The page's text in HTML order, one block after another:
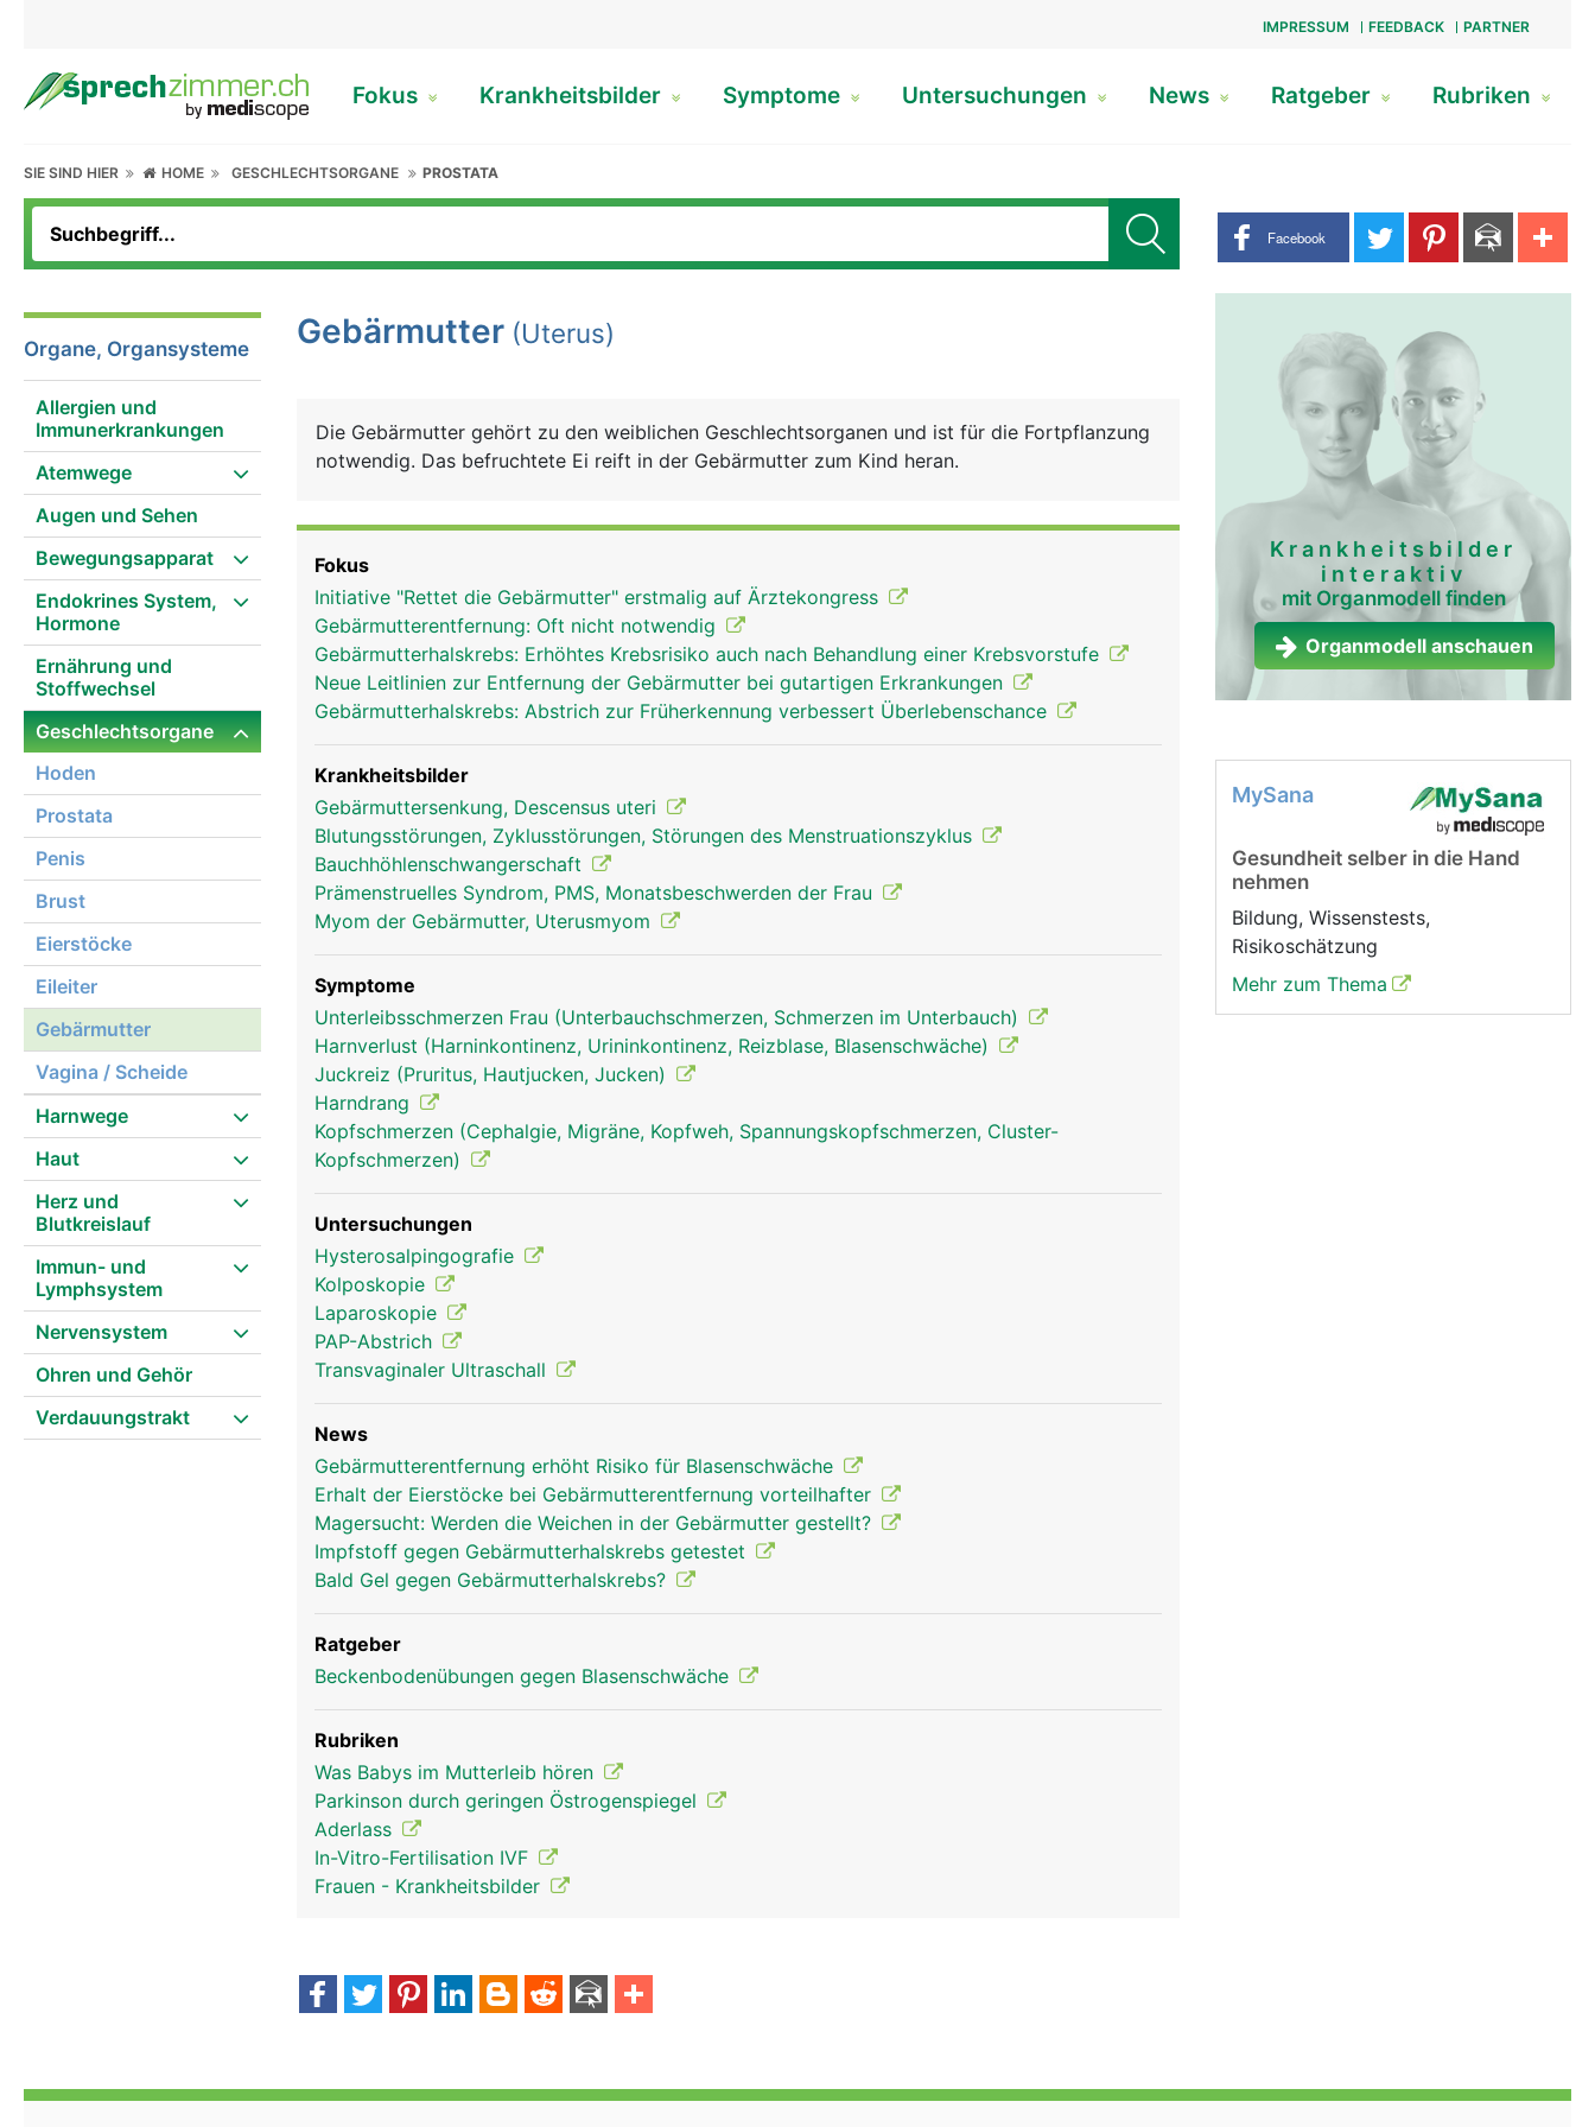
IMPRESSUM FEEDBACK PARTNER
Fokus Krankheitsbilder Symptome Untersuchungen News Ratgeber Rubriken
SIE SIND HIER HOME GESCHLECHTSORGANE PROSTATA
Share buttons
Facebook
Organe, Organsysteme
Allergien und
Immunerkrankungen
Atemwege
Augen und Sehen
Bewegungsapparat
Endokrines System,
Hormone
Ernährung und
Stoffwechsel
Geschlechtsorgane
Hoden
Prostata
Penis
Brust
Eierstöcke
Eileiter
Gebärmutter
Vagina / Scheide
Harnwege
Haut
Herz und
Blutkreislauf
Immun- und
Lymphsystem
Nervensystem
Ohren und Gehör
Verdauungstrakt
Gebärmutter (Uterus)
Die Gebärmutter gehört zu den weiblichen Geschlechtsorganen und ist für die Fortpflanzung
notwendig. Das befruchtete Ei reift in der Gebärmutter zum Kind heran.
Fokus
Initiative "Rettet die Gebärmutter" erstmalig auf Ärztekongress
Gebärmutterentfernung: Oft nicht notwendig
Gebärmutterhalskrebs: Erhöhtes Krebsrisiko auch nach Behandlung einer Krebsvorstufe
Neue Leitlinien zur Entfernung der Gebärmutter bei gutartigen Erkrankungen
Gebärmutterhalskrebs: Abstrich zur Früherkennung verbessert Überlebenschance
Krankheitsbilder
Gebärmuttersenkung, Descensus uteri
Blutungsstörungen, Zyklusstörungen, Störungen des Menstruationszyklus
Bauchhöhlenschwangerschaft
Prämenstruelles Syndrom, PMS, Monatsbeschwerden der Frau
Myom der Gebärmutter, Uterusmyom
Symptome
Unterleibsschmerzen Frau (Unterbauchschmerzen, Schmerzen im Unterbauch)
Harnverlust (Harninkontinenz, Urininkontinenz, Reizblase, Blasenschwäche)
Juckreiz (Pruritus, Hautjucken, Jucken)
Harndrang
Kopfschmerzen (Cephalgie, Migräne, Kopfweh, Spannungskopfschmerzen, Cluster-
Kopfschmerzen)
Untersuchungen
Hysterosalpingografie
Kolposkopie
Laparoskopie
PAP-Abstrich
Transvaginaler Ultraschall
News
Gebärmutterentfernung erhöht Risiko für Blasenschwäche
Erhalt der Eierstöcke bei Gebärmutterentfernung vorteilhafter
Magersucht: Werden die Weichen in der Gebärmutter gestellt?
Impfstoff gegen Gebärmutterhalskrebs getestet
Bald Gel gegen Gebärmutterhalskrebs?
Ratgeber
Beckenbodenübungen gegen Blasenschwäche
Rubriken
Was Babys im Mutterleib hören
Parkinson durch geringen Östrogenspiegel
Aderlass
In-Vitro-Fertilisation IVF
Frauen - Krankheitsbilder
Krankheitsbilder
interaktiv
mit Organmodell finden
Organmodell anschauen
MySana
Gesundheit selber in die Hand
nehmen
Bildung, Wissenstests,
Risikoschätzung
Mehr zum Thema